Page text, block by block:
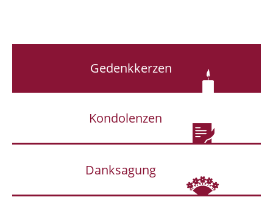
Gedenkkerzen
Kondolenzen
Danksagung